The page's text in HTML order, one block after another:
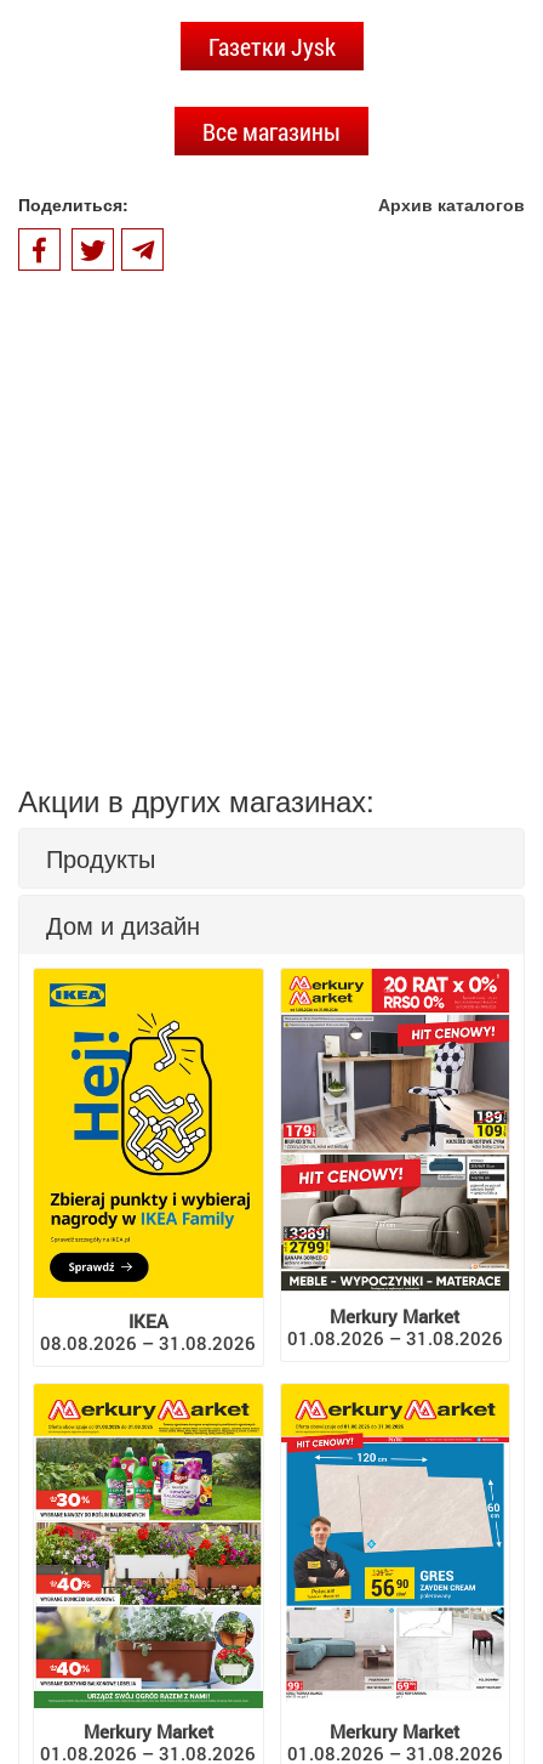
Газетки Jysk
Все магазины
Поделиться: Архив каталогов
Акции в других магазинах:
Продукты
Дом и дизайн
IKEA
08.08.2026 – 31.08.2026
Merkury Market
01.08.2026 – 31.08.2026
Merkury Market
01.08.2026 – 31.08.2026
Merkury Market
01.08.2026 – 31.08.2026